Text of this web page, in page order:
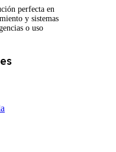
perfecta en
y sistemas
o uso